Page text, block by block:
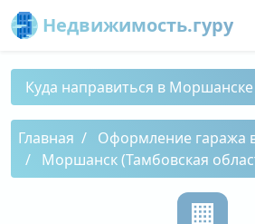
Недвижимость.гуру
Куда направиться в Моршанске
Главная
Оформление гаража
Моршанск (Тамбовская